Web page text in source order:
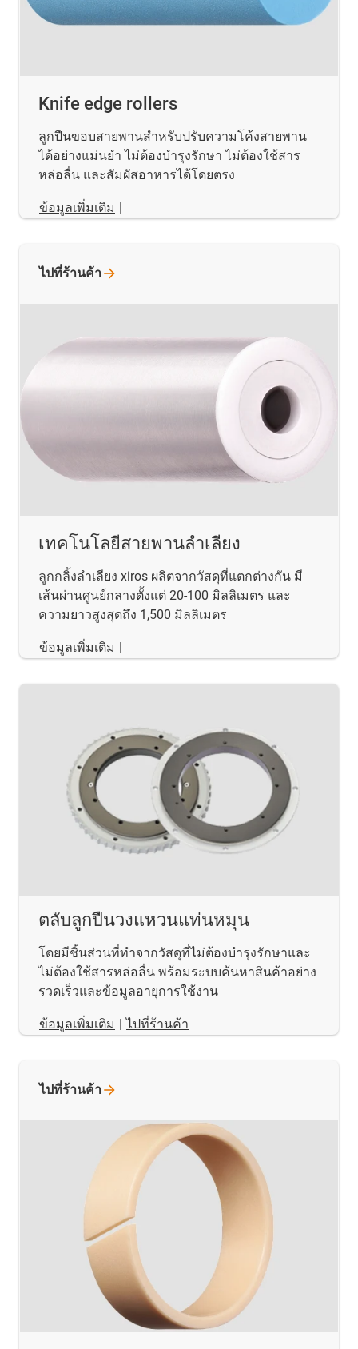
Knife edge rollers
ลูกปืนขอบสายพานสำหรับปรับความโค้งสายพาน
ได้อย่างแม่นยำ ไม่ต้องบำรุงรักษา ไม่ต้องใช้สาร
หล่อลื่น และสัมผัสอาหารได้โดยตรง
ข้อมูลเพิ่มเติม |
เทคโนโลยีสายพานลำเลียง
ลูกกลิ้งลำเลียง xiros ผลิตจากวัสดุที่แตกต่างกัน มี
เส้นผ่านศูนย์กลางตั้งแต่ 20-100 มิลลิเมตร และ
ความยาวสูงสุดถึง 1,500 มิลลิเมตร
ข้อมูลเพิ่มเติม |
ไปที่ร้านค้า
ตลับลูกปืนวงแหวนแท่นหมุน
โดยมีชิ้นส่วนที่ทำจากวัสดุที่ไม่ต้องบำรุงรักษาและ
ไม่ต้องใช้สารหล่อลื่น พร้อมระบบค้นหาสินค้าอย่าง
รวดเร็วและข้อมูลอายุการใช้งาน
​​​​​​​ข้อมูลเพิ่มเติม ไปที่ร้านค้า
ไปที่ร้านค้า